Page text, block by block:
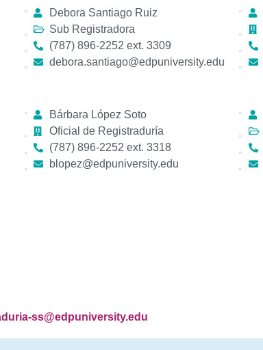
Debora Santiago Ruiz
Sub Registradora
(787) 896-2252 ext. 3309
debora.santiago@edpuniversity.edu
Bárbara López Soto
Oficial de Registraduría
(787) 896-2252 ext. 3318
blopez@edpuniversity.edu
ss@edpuniversity.edu